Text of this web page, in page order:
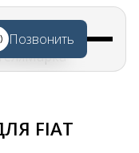
Позвонить
Марка
FIAT